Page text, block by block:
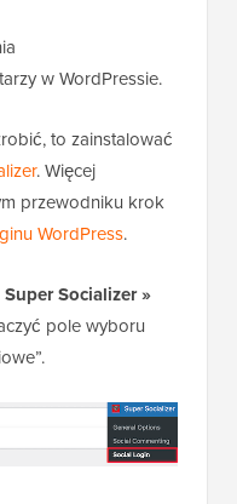
w WordPressie.
to zainstalować
. Więcej
przewodniku krok
WordPress.
Super Socializer »
pole wyboru